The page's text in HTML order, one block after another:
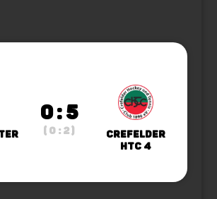
0 : 5
( 0 : 2 )
Crefelder
HTC 4